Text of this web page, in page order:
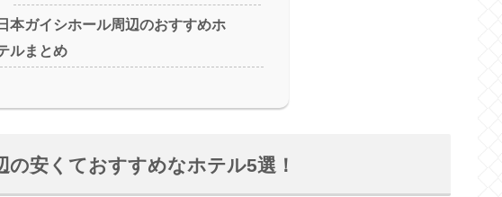
本ガイシホール周辺のおすすめホ
ルまとめ
の安くておすすめなホテル5選！